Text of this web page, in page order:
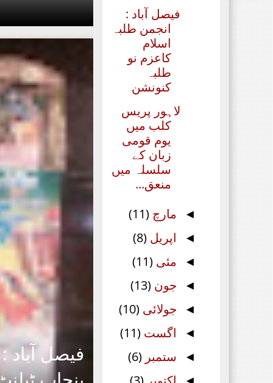
فیصل آباد :
انجمن طلبہ
اسلام
کاعزم نو
طلبہ
کنونشن
لاہور پریس
کلب میں
یوم قومی
زبان کے
سلسلہ میں
منعق...
◄ مارچ (11)
◄ اپریل (8)
◄ مئی (11)
◄ جون (13)
◄ جولائی (10)
◄ اگست (11)
◄ ستمبر (6)
فیصل